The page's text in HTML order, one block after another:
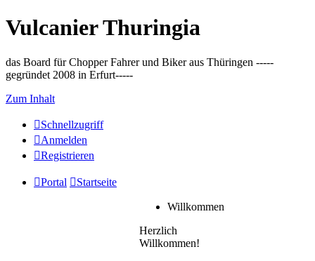
Vulcanier Thuringia
das Board für Chopper Fahrer und Biker aus Thüringen -----
gegründet 2008 in Erfurt-----
Zum Inhalt
Schnellzugriff
Anmelden
Registrieren
Portal Startseite
Willkommen
Herzlich
Willkommen!